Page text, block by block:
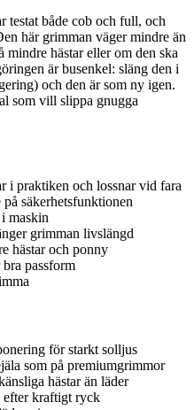
testat både cob och full, och
här grimman väger mindre än
hästar eller om den ska
är busenkel: släng den i
och den är som ny igen.
som vill slippa gnugga
i praktiken och lossnar vid fara
säkerhetsfunktionen
maskin
grimman livslängd
hästar och ponny
passform
för starkt solljus
som på premiumgrimmor
hästar än läder
efter kraftigt ryck